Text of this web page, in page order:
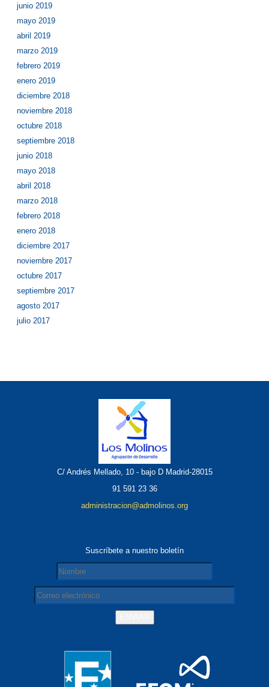
junio 2019
mayo 2019
abril 2019
marzo 2019
febrero 2019
enero 2019
diciembre 2018
noviembre 2018
octubre 2018
septiembre 2018
junio 2018
mayo 2018
abril 2018
marzo 2018
febrero 2018
enero 2018
diciembre 2017
noviembre 2017
octubre 2017
septiembre 2017
agosto 2017
julio 2017
C/ Andrés Mellado, 10 - bajo D Madrid-28015
91 591 23 36
administracion@admolinos.org
Suscríbete a nuestro boletín